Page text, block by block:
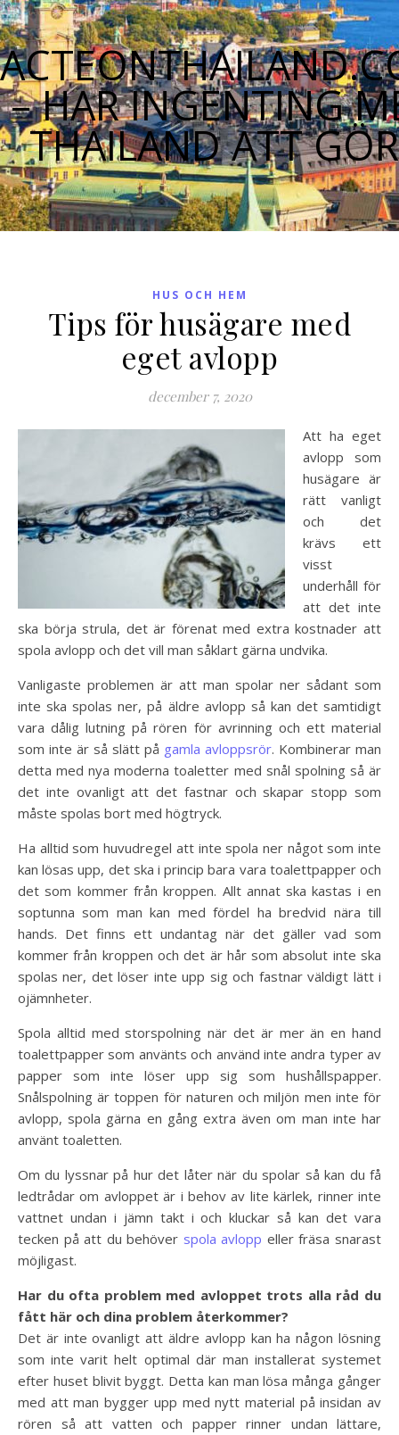
– HAR INGENTING
THAILAND ATT
HUS OCH HEM
Tips för husägare med
eget avlopp
december 7, 2020
Att ha eget
avlopp som
husägare är
rätt vanligt
och det
krävs ett
visst
underhåll för
att det inte
ska börja strula, det är förenat med extra kostnader att
spola avlopp och det vill man såklart gärna undvika.
Vanligaste problemen är att man spolar ner sådant som
inte ska spolas ner, på äldre avlopp så kan det samtidigt
vara dålig lutning på rören för avrinning och ett material
som inte är så slätt på gamla avloppsrör. Kombinerar man
detta med nya moderna toaletter med snål spolning så är
det inte ovanligt att det fastnar och skapar stopp som
måste spolas bort med högtryck.
Ha alltid som huvudregel att inte spola ner något som inte
kan lösas upp, det ska i princip bara vara toalettpapper och
det som kommer från kroppen. Allt annat ska kastas i en
soptunna som man kan med fördel ha bredvid nära till
hands. Det finns ett undantag när det gäller vad som
kommer från kroppen och det är hår som absolut inte ska
spolas ner, det löser inte upp sig och fastnar väldigt lätt i
ojämnheter.
Spola alltid med storspolning när det är mer än en hand
toalettpapper som använts och använd inte andra typer av
papper som inte löser upp sig som hushållspapper.
Snålspolning är toppen för naturen och miljön men inte för
avlopp, spola gärna en gång extra även om man inte har
använt toaletten.
Om du lyssnar på hur det låter när du spolar så kan du få
ledtrådar om avloppet är i behov av lite kärlek, rinner inte
vattnet undan i jämn takt i och kluckar så kan det vara
tecken på att du behöver spola avlopp eller fräsa snarast
möjligast.
Har du ofta problem med avloppet trots alla råd du
fått här och dina problem återkommer?
Det är inte ovanligt att äldre avlopp kan ha någon lösning
som inte varit helt optimal där man installerat systemet
efter huset blivit byggt. Detta kan man lösa många gånger
med att man bygger upp med nytt material på insidan av
rören så att vatten och papper rinner undan lättare,